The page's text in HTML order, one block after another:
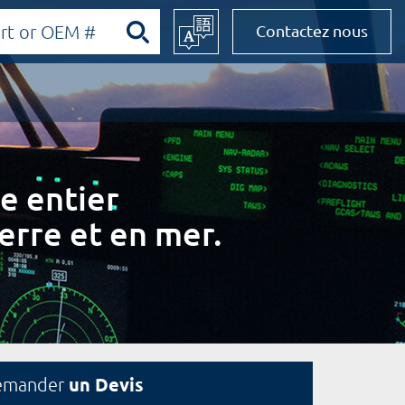
Contactez nous
entier
et en mer.
un Devis